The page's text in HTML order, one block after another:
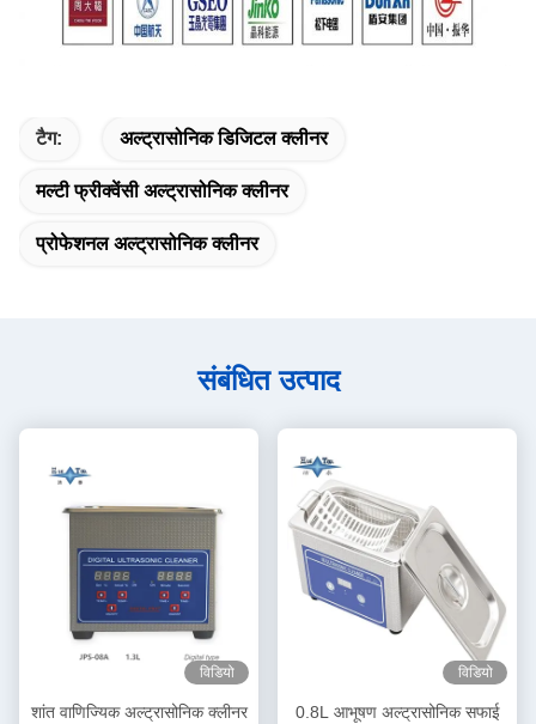
टैग: अल्ट्रासोनिक डिजिटल क्लीनर
मल्टी फ्रीक्वेंसी अल्ट्रासोनिक क्लीनर
प्रोफेशनल अल्ट्रासोनिक क्लीनर
संबंधित उत्पाद
विडियो
शांत वाणिज्यिक अल्ट्रासोनिक क्लीनर
विडियो
0.8L आभूषण अल्ट्रासोनिक सफाई